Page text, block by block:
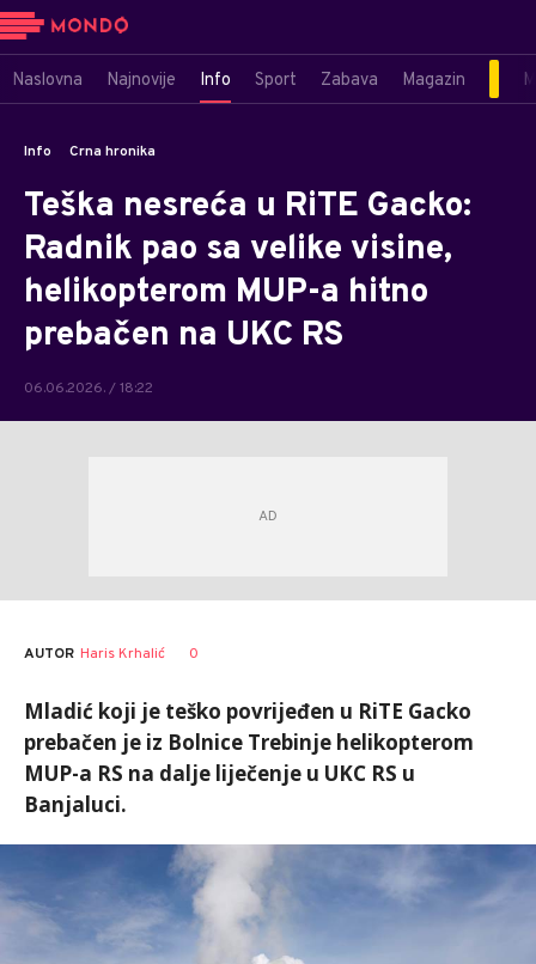
Naslovna Najnovije Info Sport Zabava Magazin
Info Crna hronika
Teška nesreća u RiTE Gacko:
Radnik pao sa velike visine,
helikopterom MUP-a hitno
prebačen na UKC RS
06.06.2026. / 18:22
AUTOR Haris Krhalić 0
Mladić koji je teško povrijeđen u RiTE Gacko
prebačen je iz Bolnice Trebinje helikopterom
MUP-a RS na dalje liječenje u UKC RS u
Banjaluci.